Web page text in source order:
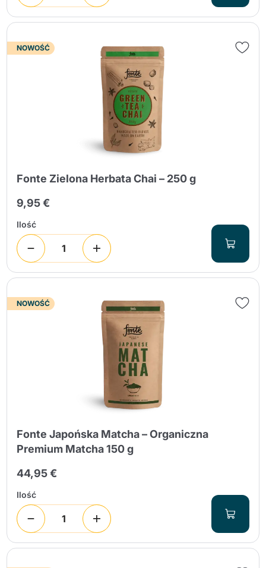
NOWOŚĆ
Fonte Zielona Herbata Chai – 250 g
9,95 €
Ilość
NOWOŚĆ
Fonte Japońska Matcha – Organiczna
Premium Matcha 150 g
44,95 €
Ilość